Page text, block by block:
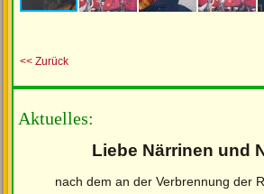
<< Zurück
Aktuelles:
Liebe Närrinen und
nach dem an der Verbrennung der